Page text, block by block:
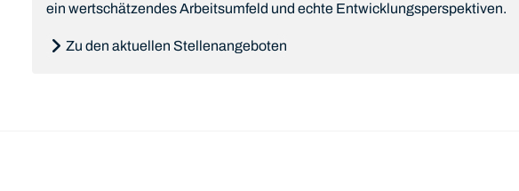
ein wertschätzendes Arbeitsumfeld und echte Entwicklungsperspektiven.
Zu den aktuellen Stellenangeboten